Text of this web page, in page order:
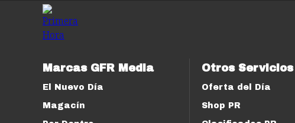
Marcas GFR Media
El Nuevo Día
Magacín
Otros Servicios
Oferta del Día
Shop PR